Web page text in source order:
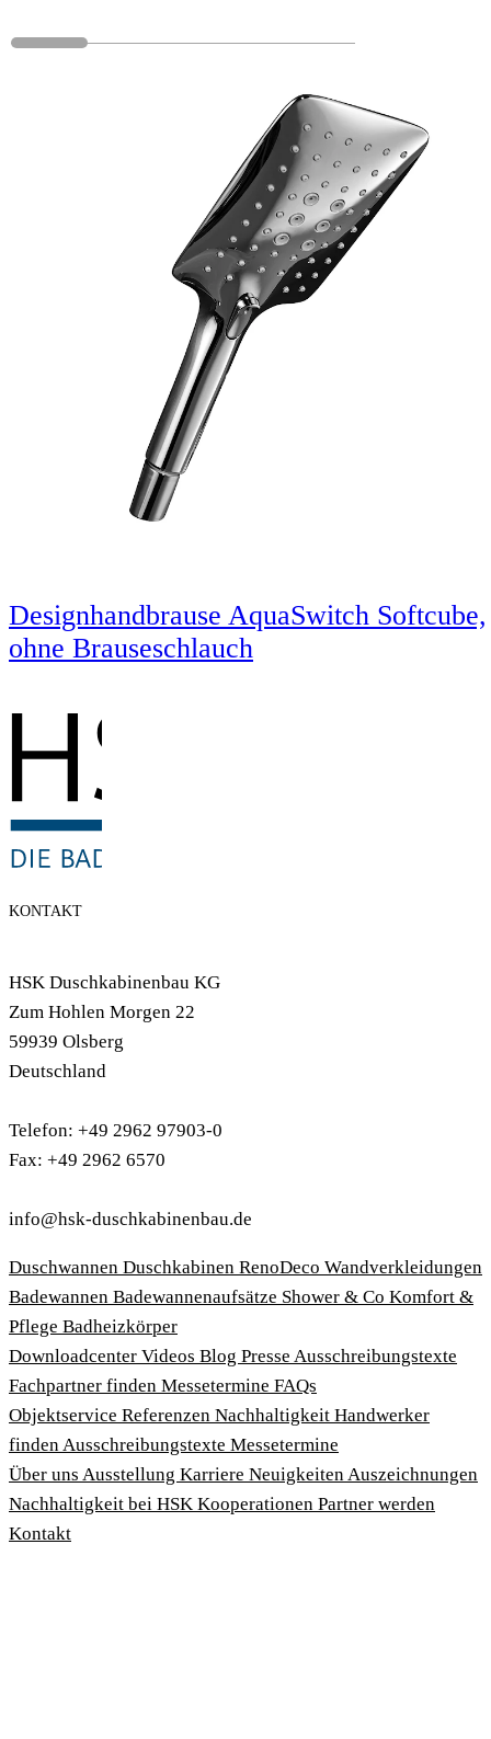
Designhandbrause AquaSwitch Softcube,
ohne Brauseschlauch
KONTAKT
HSK Duschkabinenbau KG
Zum Hohlen Morgen 22
59939 Olsberg
Deutschland
Telefon: +49 2962 97903-0
Fax: +49 2962 6570
info@hsk-duschkabinenbau.de
Duschwannen Duschkabinen RenoDeco Wandverkleidungen
Badewannen Badewannenaufsätze Shower & Co Komfort &
Pflege Badheizkörper
Download­center Videos Blog Presse Ausschreibungstexte
Fachpartner finden Messetermine FAQs
Objektservice Referenzen Nachhaltigkeit Handwerker
finden Ausschreibungstexte Messetermine
Über uns Ausstellung Karriere Neuigkeiten Auszeichnungen
Nachhaltigkeit bei HSK Kooperationen Partner werden
Kontakt